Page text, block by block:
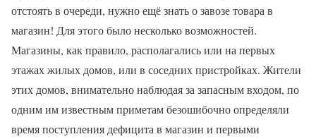
отстоять в очереди, нужно ещё знать о завозе товара в
магазин! Для этого было несколько возможностей.
Магазины, как правило, располагались или на первых
этажах жилых домов, или в соседних пристройках. Жители
этих домов, внимательно наблюдая за запасным входом, по
одним им известным приметам безошибочно определяли
время поступления дефицита в магазин и первыми